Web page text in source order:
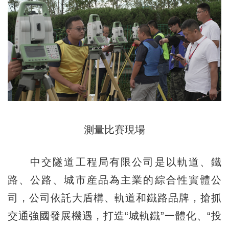
測量比賽現場
中交隧道工程局有限公司是以軌道、鐵
路、公路、城市産品為主業的綜合性實體公
司，公司依託大盾構、軌道和鐵路品牌，搶抓
交通強國發展機遇，打造“城軌鐵”一體化、“投